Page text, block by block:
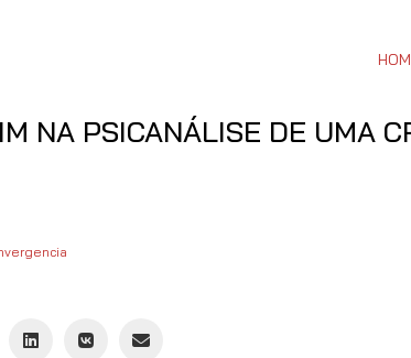
NA PSICANÁLISE DE UMA